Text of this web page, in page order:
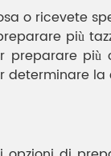
o ricevete
più